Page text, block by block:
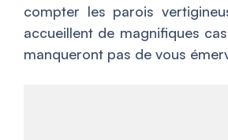
compter les parois
accueillent de magnifiques
manqueront pas de vous